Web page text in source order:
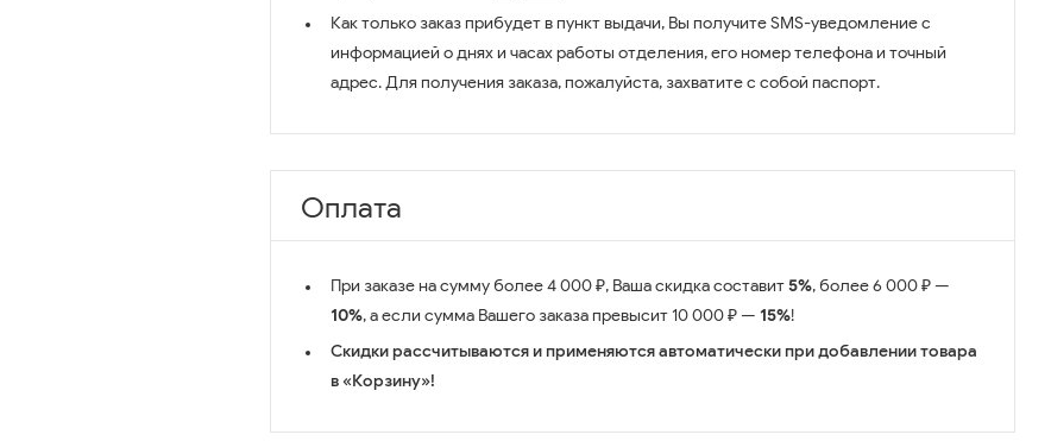
Как только заказ прибудет в пункт выдачи, Вы получите SMS-уведомление с
информацией о днях и часах работы отделения, его номер телефона и точный
адрес. Для получения заказа, пожалуйста, захватите с собой паспорт.
Оплата
При заказе на сумму более 4 000 ₽, Ваша скидка составит5%, более 6 000 ₽ —
10%, а если сумма Вашего заказа превысит 10 000 ₽ — 15%!
Скидки рассчитываются и применяются автоматически при добавлении товара
в «Корзину»!